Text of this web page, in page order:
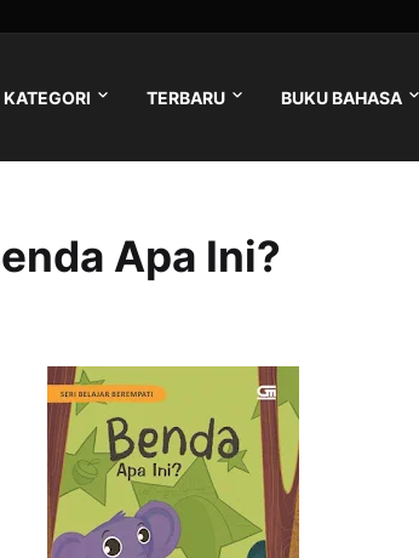
KATEGORI TERBARU BUKU BAHASA
Apa Ini?